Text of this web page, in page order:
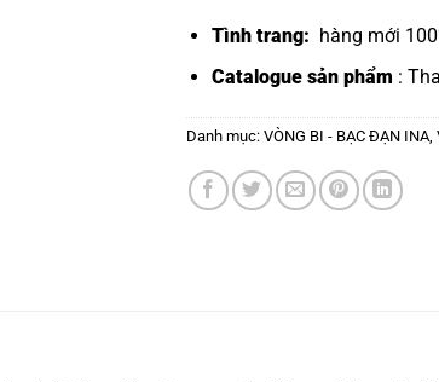
Tình trang: hàng mới
Catalogue sản phẩm :
Danh mục: VÒNG BI - BẠC ĐẠN INA